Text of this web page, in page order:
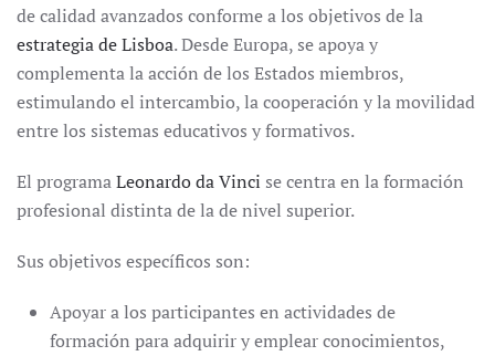
de calidad avanzados conforme a los objetivos de la
estrategia de Lisboa. Desde Europa, se apoya y
complementa la acción de los Estados miembros,
estimulando el intercambio, la cooperación y la movilidad
entre los sistemas educativos y formativos.
El programaLeonardo da Vinci se centra en la formación
profesional distinta de la de nivel superior.
Sus objetivos específicos son:
Apoyar a los participantes en actividades de
formación para adquirir y emplear conocimientos,